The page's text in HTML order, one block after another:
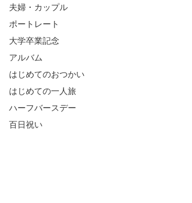
夫婦・カップル
ポートレート
大学卒業記念
アルバム
はじめてのおつかい
はじめての一人旅
ハーフバースデー
百日祝い